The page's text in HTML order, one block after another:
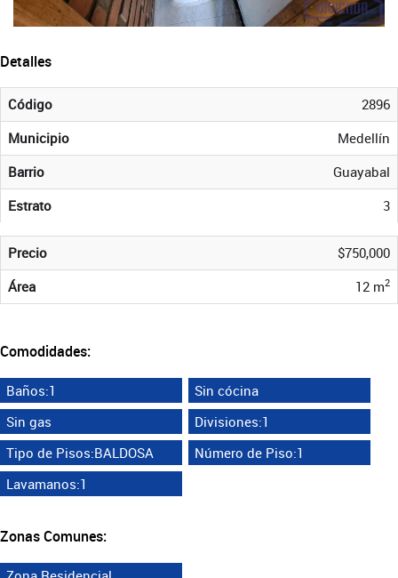
Detalles
Código
2896
Municipio
Medellín
Barrio
Guayabal
Estrato
3
Precio
$750,000
Área
12 m2
Comodidades:
Baños:1
Sin cócina
Sin gas
Divisiones:1
Tipo de Pisos:BALDOSA
Número de Piso:1
Lavamanos:1
Zonas Comunes: